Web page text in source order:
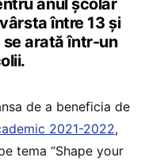
anul școlar
între 13 și
se arată într-un
de a beneficia de
2021-2022,
tema “Shape your